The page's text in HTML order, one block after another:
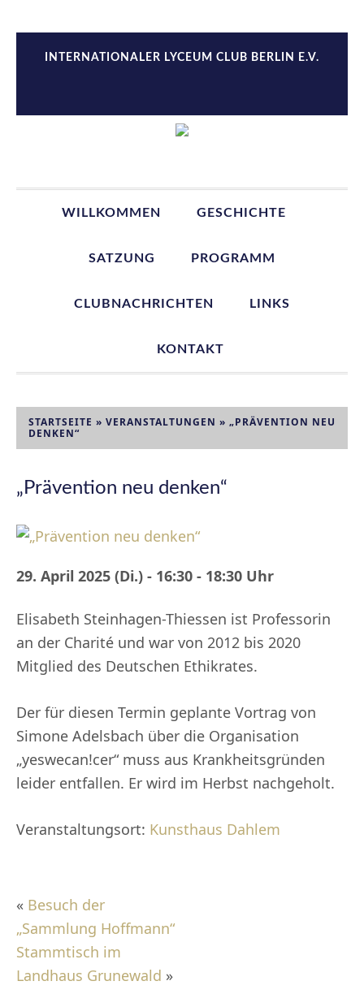
Hauptnavigation
springen
Inhalt
springen
Seitenspalte
springen
Fußzeile
springenINTERNATIONALER LYCEUM CLUB BERLIN E.V.
WILLKOMMEN GESCHICHTE
SATZUNG PROGRAMM
CLUBNACHRICHTEN LINKS
KONTAKT
STARTSEITE » VERANSTALTUNGEN » „PRÄVENTION NEU
DENKEN“
„Prävention neu denken“
29. April 2025 (Di.) - 16:30 - 18:30 Uhr
Elisabeth Steinhagen-Thiessen ist Professorin
an der Charité und war von 2012 bis 2020
Mitglied des Deutschen Ethikrates.
Der für diesen Termin geplante Vortrag von
Simone Adelsbach über die Organisation
„yeswecan!cer“ muss aus Krankheitsgründen
leider entfallen. Er wird im Herbst nachgeholt.
Veranstaltungsort: Kunsthaus Dahlem
« Besuch der
„Sammlung Hoffmann“
Stammtisch im
Landhaus Grunewald »